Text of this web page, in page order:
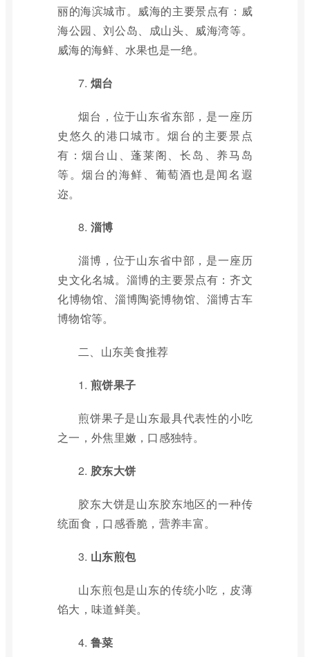
丽的海滨城市。威海的主要景点有：威
海公园、刘公岛、成山头、威海湾等。
威海的海鲜、水果也是一绝。
7. 烟台
烟台，位于山东省东部，是一座历
史悠久的港口城市。烟台的主要景点
有：烟台山、蓬莱阁、长岛、养马岛
等。烟台的海鲜、葡萄酒也是闻名遐
迩。
8. 淄博
淄博，位于山东省中部，是一座历
史文化名城。淄博的主要景点有：齐文
化博物馆、淄博陶瓷博物馆、淄博古车
博物馆等。
二、山东美食推荐
1. 煎饼果子
煎饼果子是山东最具代表性的小吃
之一，外焦里嫩，口感独特。
2. 胶东大饼
胶东大饼是山东胶东地区的一种传
统面食，口感香脆，营养丰富。
3. 山东煎包
山东煎包是山东的传统小吃，皮薄
馅大，味道鲜美。
4. 鲁菜